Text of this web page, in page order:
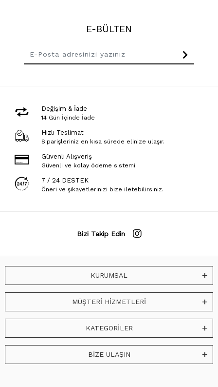
E-BÜLTEN
Değişim & İade
14 Gün İçinde İade
Hızlı Teslimat
Siparişleriniz en kısa sürede elinize ulaşır.
Güvenli Alışveriş
Güvenli ve kolay ödeme sistemi
7 / 24 DESTEK
Öneri ve şikayetlerinizi bize iletebilirsiniz.
Bizi Takip Edin
KURUMSAL
MÜŞTERİ HİZMETLERİ
KATEGORİLER
BİZE ULAŞIN